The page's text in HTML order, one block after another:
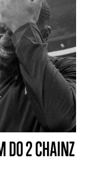
DO 2 CHAINZ